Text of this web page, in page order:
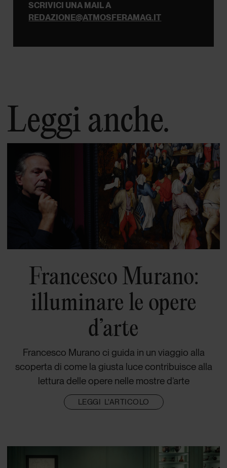
SCRIVICI UNA MAIL A
REDAZIONE@ATMOSFERAMAG.IT
Leggi anche.
Francesco Murano:
illuminare le opere
d’arte
Francesco Murano ci guida in un viaggio alla
scoperta di come la giusta luce contribuisce alla
lettura delle opere nelle mostre d’arte
LEGGI L'ARTICOLO